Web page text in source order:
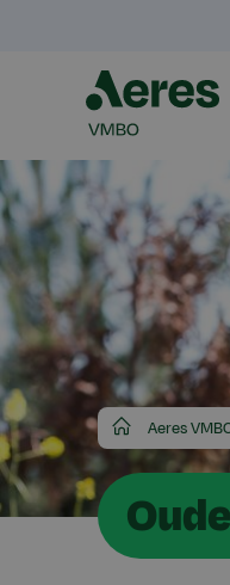
Aeres
VMBO
Aeres